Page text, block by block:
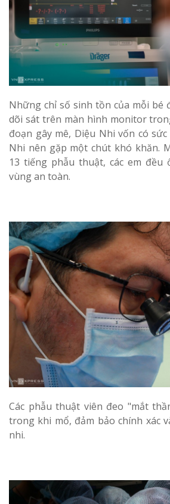
Những chỉ số sinh tồn của mỗi bé
dõi sát trên màn hình monitor
đoạn gây mê, Diệu Nhi vốn có
Nhi nên gặp một chút khó khăn.
13 tiếng phẫu thuật, các em
vùng an toàn.
Các phẫu thuật viên đeo "mắt
trong khi mổ, đảm bảo chính xác
nhi.